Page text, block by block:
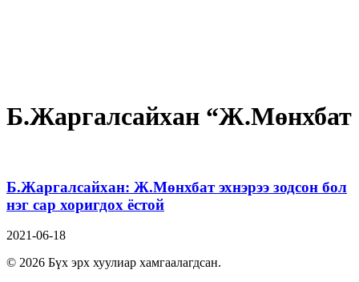
Б.Жаргалсайхан “Ж.Мөнхбат
Б.Жаргалсайхан: Ж.Мөнхбат эхнэрээ зодсон бол
нэг сар хоригдох ёстой
2021-06-18
© 2026 Бүх эрх хуулиар хамгаалагдсан.